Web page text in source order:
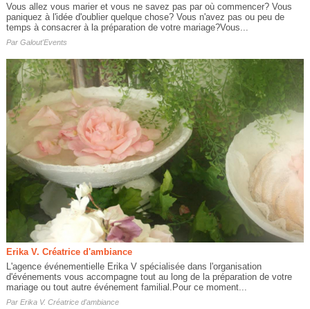
Vous allez vous marier et vous ne savez pas par où commencer? Vous
paniquez à l'idée d'oublier quelque chose? Vous n'avez pas ou peu de
temps à consacrer à la préparation de votre mariage?Vous...
Par Galout'Events
Erika V. Créatrice d'ambiance
L'agence événementielle Erika V spécialisée dans l'organisation
d'événements vous accompagne tout au long de la préparation de votre
mariage ou tout autre événement familial.Pour ce moment...
Par Erika V. Créatrice d'ambiance